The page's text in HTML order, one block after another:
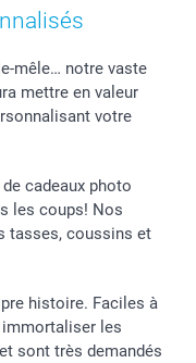
mêle… notre vaste
mettre en valeur
votre
cadeaux photo
les coups! Nos
tasses, coussins et
histoire. Faciles à
les
sont très demandés